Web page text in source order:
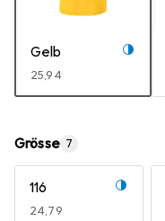
Gelb
EUR
25,94
Grösse 7
116
EUR
24,79